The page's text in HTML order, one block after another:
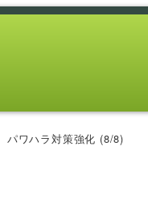
ワハラ対策強化 (8/8)